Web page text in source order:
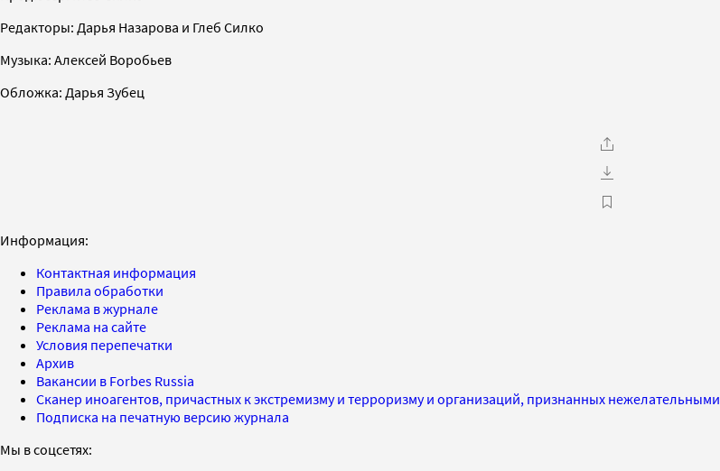
Редакторы: Дарья Назарова и Глеб Силко
Музыка: Алексей Воробьев
Обложка: Дарья Зубец
Информация:
Контактная информация
Правила обработки
Реклама в журнале
Реклама на сайте
Условия перепечатки
Архив
Вакансии в Forbes Russia
Сканер иноагентов, причастных к экстремизму и терроризму и организаций, признанных нежелательными
Подписка на печатную версию журнала
Мы в соцсетях: